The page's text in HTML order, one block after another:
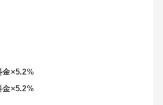
金×5.2%
金×5.2%